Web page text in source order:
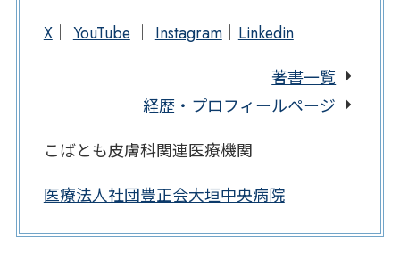
X｜ YouTube｜ Instagram｜ Linkedin
著書一覧
経歴・プロフィールページ
こばとも皮膚科関連医療機関
医療法人社団豊正会大垣中央病院